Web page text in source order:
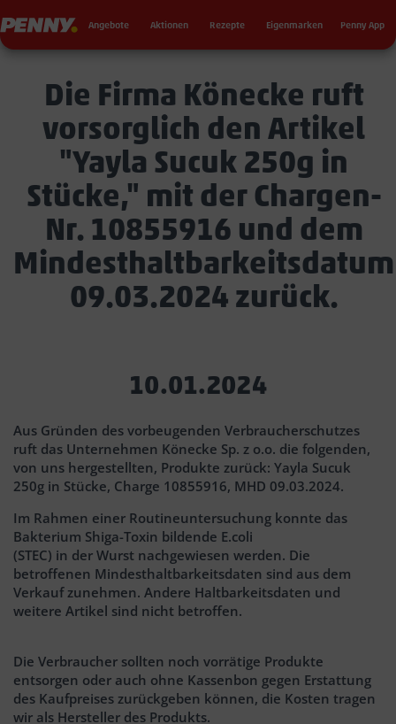
Penny Angebote Aktionen Rezepte Eigenmarken Penny App
Die Firma Könecke ruft
vorsorglich den Artikel
"Yayla Sucuk 250g in
Stücke," mit der Chargen-
Nr. 10855916 und dem
Mindesthaltbarkeitsdatum
09.03.2024 zurück.
10.01.2024
Aus Gründen des vorbeugenden Verbraucherschutzes
ruft das Unternehmen Könecke Sp. z o.o. die folgenden,
von uns hergestellten, Produkte zurück: Yayla Sucuk
250g in Stücke, Charge 10855916, MHD 09.03.2024.
Im Rahmen einer Routineuntersuchung konnte das
Bakterium Shiga-Toxin bildende E.coli
(STEC) in der Wurst nachgewiesen werden. Die
betroffenen Mindesthaltbarkeitsdaten sind aus dem
Verkauf zunehmen. Andere Haltbarkeitsdaten und
weitere Artikel sind nicht betroffen.
Die Verbraucher sollten noch vorrätige Produkte
entsorgen oder auch ohne Kassenbon gegen Erstattung
des Kaufpreises zurückgeben können, die Kosten tragen
wir als Hersteller des Produkts.